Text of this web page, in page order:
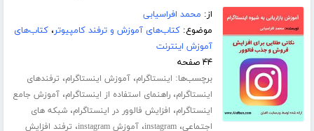
از: محمد افراسیابی
موضوع:کتاب‌های آموزش و ترفند کامپیوتر،کتاب‌های
آموزش اینترنت
۴۴ صفحه
برچسب‌ها: اینستاگرام،آموزش اینستاگرام، ترفندهای
اینستاگرام،راهنمای استفاده از اینستاگرام،آموزش جامع
اینستاگرام، افزایش فالوور در اینستاگرام،شبکه های
اجتماعی،instagram،آموزش instagram ، ترفند افزایش